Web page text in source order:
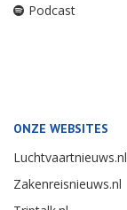
Podcast
ONZE WEBSITES
Luchtvaartnieuws.nl
Zakenreisnieuws.nl